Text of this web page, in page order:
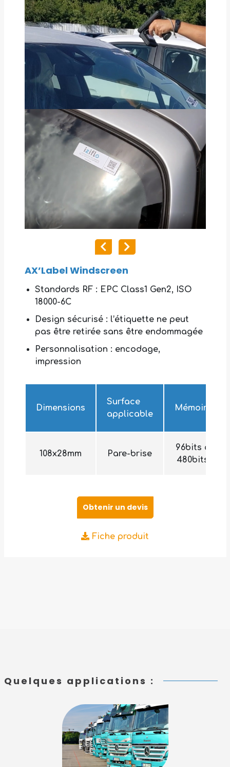
AX’Label Windscreen
Standards RF : EPC Class1 Gen2, ISO
18000-6C
Design sécurisé : l’étiquette ne peut
pas être retirée sans être endommagée
Personnalisation : encodage,
impression
Dimensions
Surface
applicable
Mémoire
108x28mm Pare-brise
96bits à
480bits
Obtenir un devis
Fiche produit
Quelques applications :